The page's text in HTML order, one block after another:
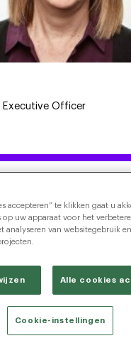
Executive Officer
accepteren” te klikken gaat u
op uw apparaat voor het
analyseren van websitegebruik
Alle cookies
Cookie-instellingen